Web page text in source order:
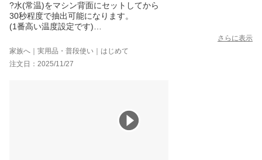
?水(常温)をマシン背面にセットしてから
30秒程度で抽出可能になります。
(1番高い温度設定です)
30秒程度で抽出します。
?ハンドドリップモードにすると5分くらいかかります。
夜中、家族が寝静まっているタイミングでは使用出来ない
さらに表示
家族へ｜実用品・普段使い｜はじめて
注文日：2025/11/27